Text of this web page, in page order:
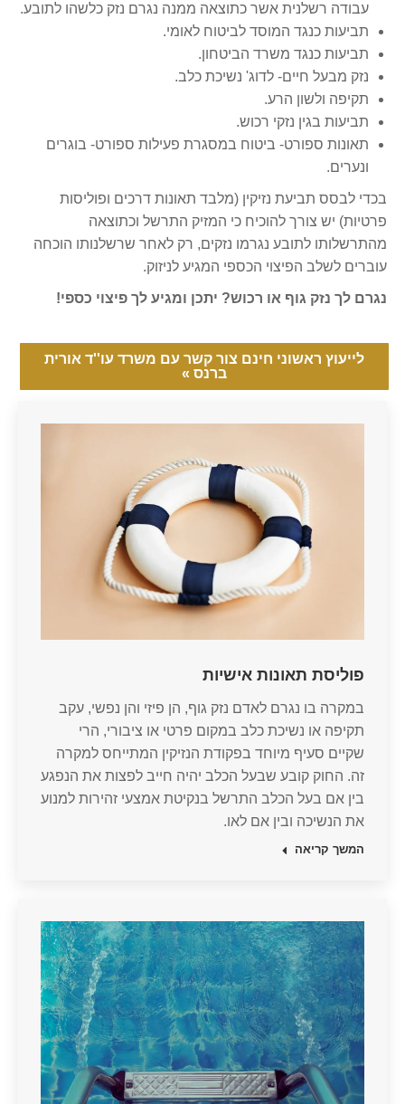
עבודה רשלנית אשר כתוצאה ממנה נגרם נזק כלשהו לתובע.
תביעות כנגד המוסד לביטוח לאומי.
תביעות כנגד משרד הביטחון.
נזק מבעל חיים- לדוג' נשיכת כלב.
תקיפה ולשון הרע.
תביעות בגין נזקי רכוש.
תאונות ספורט- ביטוח במסגרת פעילות ספורט- בוגרים
ונערים.
בכדי לבסס תביעת נזיקין (מלבד תאונות דרכים ופוליסות
פרטיות) יש צורך להוכיח כי המזיק התרשל וכתוצאה
מהתרשלותו לתובע נגרמו נזקים, רק לאחר שרשלנותו הוכחה
עוברים לשלב הפיצוי הכספי המגיע לניזוק.
נגרם לך נזק גוף או רכוש? יתכן ומגיע לך פיצוי כספי!
לייעוץ ראשוני חינם צור קשר עם משרד עו''ד אורית
ברנס »
פוליסת תאונות אישיות
במקרה בו נגרם לאדם נזק גוף, הן פיזי והן נפשי, עקב
תקיפה או נשיכת כלב במקום פרטי או ציבורי, הרי
שקיים סעיף מיוחד בפקודת הנזיקין המתייחס למקרה
זה. החוק קובע שבעל הכלב יהיה חייב לפצות את הנפגע
בין אם בעל הכלב התרשל בנקיטת אמצעי זהירות למנוע
את הנשיכה ובין אם לאו.
המשך קריאה